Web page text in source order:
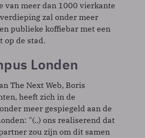
van meer dan 1000 vierkante
zal onder meer
publieke koffiebar met een
op de stad.
Londen
The Next Web, Boris
heeft zich in de
meer gespiegeld aan de
"(..) ons realiserend dat
zou zijn om dit samen